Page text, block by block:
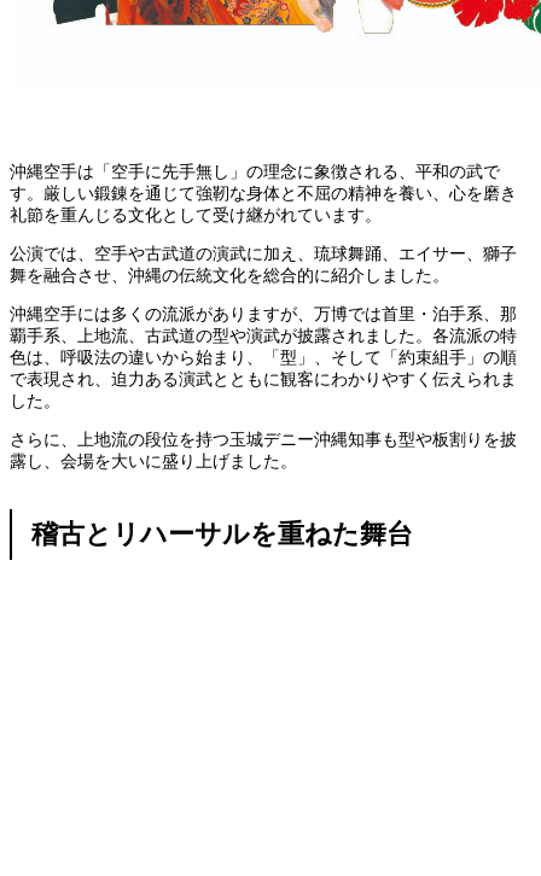
沖縄空手は「空手に先手無し」の理念に象徴される、平和の武で
す。厳しい鍛錬を通じて強靭な身体と不屈の精神を養い、心を磨き
礼節を重んじる文化として受け継がれています。
公演では、空手や古武道の演武に加え、琉球舞踊、エイサー、獅子
舞を融合させ、沖縄の伝統文化を総合的に紹介しました。
沖縄空手には多くの流派がありますが、万博では首里・泊手系、那
覇手系、上地流、古武道の型や演武が披露されました。各流派の特
色は、呼吸法の違いから始まり、「型」、そして「約束組手」の順
で表現され、迫力ある演武とともに観客にわかりやすく伝えられま
した。
さらに、上地流の段位を持つ玉城デニー沖縄知事も型や板割りを披
露し、会場を大いに盛り上げました。
稽古とリハーサルを重ねた舞台